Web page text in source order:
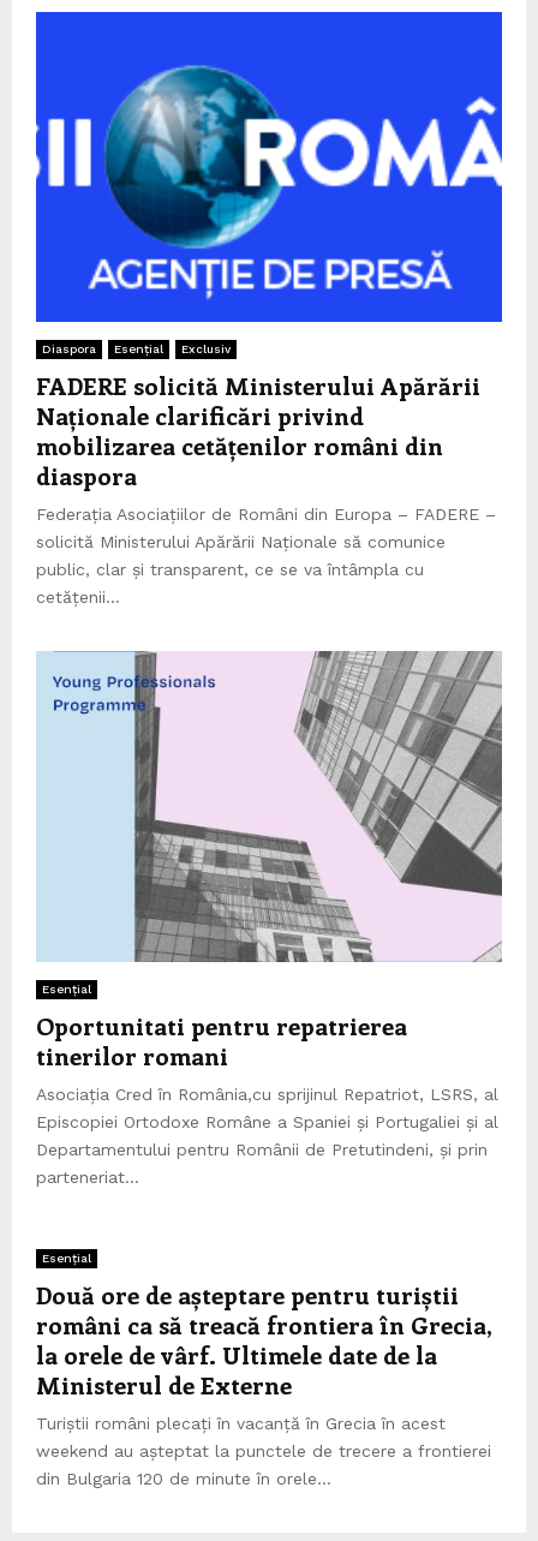
Diaspora Esențial Exclusiv
FADERE solicită Ministerului Apărării
Naționale clarificări privind
mobilizarea cetățenilor români din
diaspora
Federația Asociațiilor de Români din Europa – FADERE –
solicită Ministerului Apărării Naționale să comunice
public, clar și transparent, ce se va întâmpla cu
cetățenii...
Esențial
Oportunitati pentru repatrierea
tinerilor romani
Asociația Cred în România,cu sprijinul Repatriot, LSRS, al
Episcopiei Ortodoxe Române a Spaniei și Portugaliei și al
Departamentului pentru Românii de Pretutindeni, și prin
parteneriat...
Esențial
Două ore de așteptare pentru turiștii
români ca să treacă frontiera în Grecia,
la orele de vârf. Ultimele date de la
Ministerul de Externe
Turiștii români plecați în vacanță în Grecia în acest
weekend au așteptat la punctele de trecere a frontierei
din Bulgaria 120 de minute în orele...